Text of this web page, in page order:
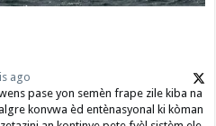
ago
pase yon semèn frape zile kiba na
konvwa èd entènasyonal ki kòman